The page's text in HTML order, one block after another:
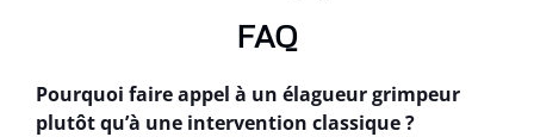
FAQ
Pourquoi faire appel à un élagueur grimpeur
plutôt qu’à une intervention classique ?